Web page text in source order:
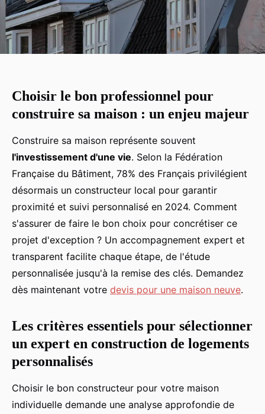
Choisir le bon professionnel pour
construire sa maison : un enjeu majeur
Construire sa maison représente souvent
l'investissement d'une vie. Selon la Fédération
Française du Bâtiment, 78% des Français privilégient
désormais un constructeur local pour garantir
proximité et suivi personnalisé en 2024. Comment
s'assurer de faire le bon choix pour concrétiser ce
projet d'exception ? Un accompagnement expert et
transparent facilite chaque étape, de l'étude
personnalisée jusqu'à la remise des clés. Demandez
dès maintenant votre devis pour une maison neuve.
Les critères essentiels pour sélectionner
un expert en construction de logements
personnalisés
Choisir le bon constructeur pour votre maison
individuelle demande une analyse approfondie de